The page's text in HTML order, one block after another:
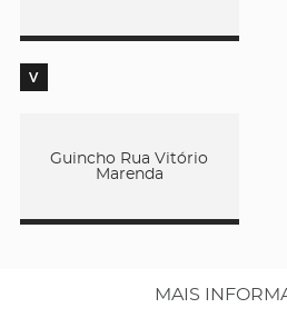
V
Guincho Rua Vitório
Marenda
MAIS